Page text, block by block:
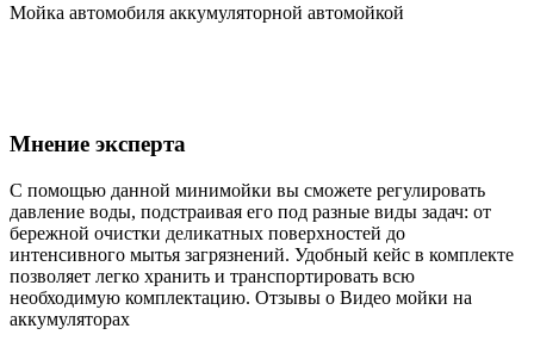
Мойка автомобиля аккумуляторной автомойкой
Мнение эксперта
С помощью данной минимойки вы сможете регулировать
давление воды, подстраивая его под разные виды задач: от
бережной очистки деликатных поверхностей до
интенсивного мытья загрязнений. Удобный кейс в комплекте
позволяет легко хранить и транспортировать всю
необходимую комплектацию. Отзывы о Видео мойки на
аккумуляторах